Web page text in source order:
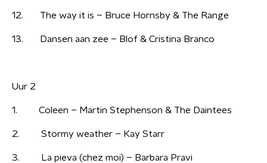
12. The way it is – Bruce Hornsby & The Range
13. Dansen aan zee – Blof & Cristina Branco
Uur 2
1. Coleen – Martin Stephenson & The Daintees
2. Stormy weather – Kay Starr
3. La pieva (chez moi) – Barbara Pravi